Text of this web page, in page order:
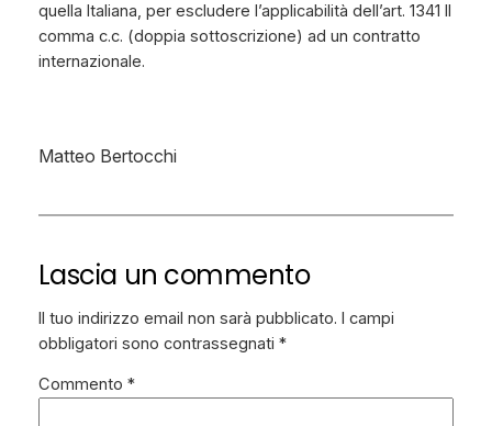
quella Italiana, per escludere l’applicabilità dell’art. 1341 II
comma c.c. (doppia sottoscrizione) ad un contratto
internazionale.
Matteo Bertocchi
Lascia un commento
Il tuo indirizzo email non sarà pubblicato. I campi
obbligatori sono contrassegnati *
Commento *